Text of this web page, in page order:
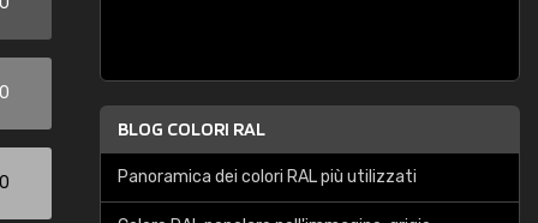
BLOG COLORI RAL
Panoramica dei colori RAL più utilizzati